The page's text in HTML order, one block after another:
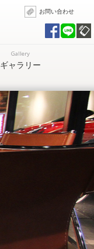
お問い合わせ
Gallery
ギャラリー